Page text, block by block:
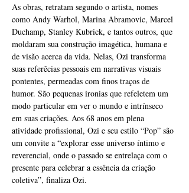
As obras, retratam segundo o artista, nomes
como Andy Warhol, Marina Abramovic, Marcel
Duchamp, Stanley Kubrick, e tantos outros, que
moldaram sua construção imagética, humana e
de visão acerca da vida. Nelas, Ozi transforma
suas referêcias pessoais em narrativas visuais
pontentes, permeadas com finos traços de
humor. São pequenas ironias que refeletem um
modo particular em ver o mundo e intrínseco
em suas criações. Aos 68 anos em plena
atividade profissional, Ozi e seu estilo “Pop” são
um convite a “explorar esse universo íntimo e
reverencial, onde o passado se entrelaça com o
presente para celebrar a essência da criação
coletiva”, finaliza Ozi.